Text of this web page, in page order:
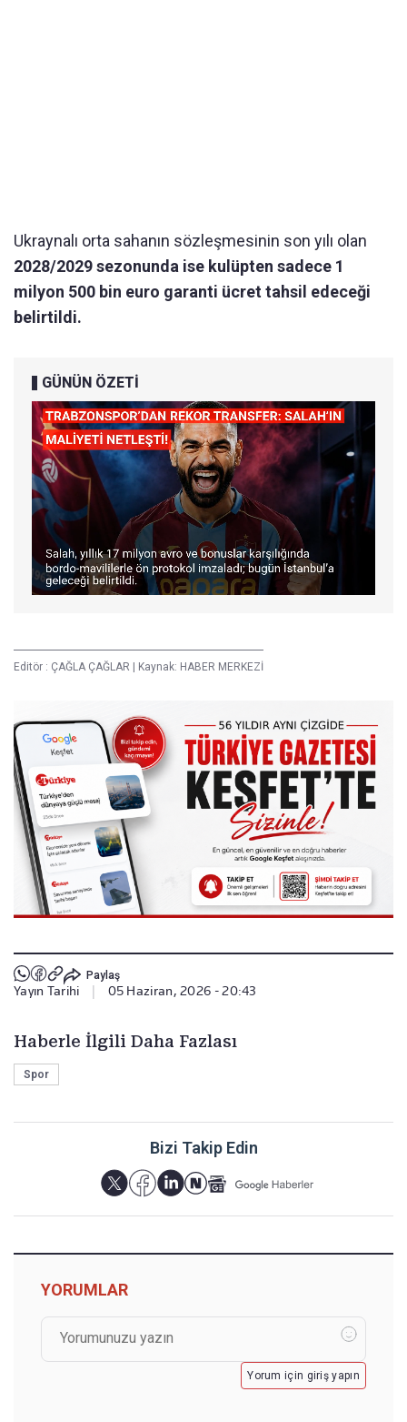
Ukraynalı orta sahanın sözleşmesinin son yılı olan
2028/2029 sezonunda ise kulüpten sadece 1
milyon 500 bin euro garanti ücret tahsil edeceği
belirtildi.
GÜNÜN ÖZETİ
Editör : ÇAĞLA ÇAĞLAR | Kaynak: HABER MERKEZİ
Paylaş
Yayın Tarihi 05 Haziran, 2026 - 20:43
Haberle İlgili Daha Fazlası
Spor
Bizi Takip Edin
YORUMLAR
Yorum için giriş yapın